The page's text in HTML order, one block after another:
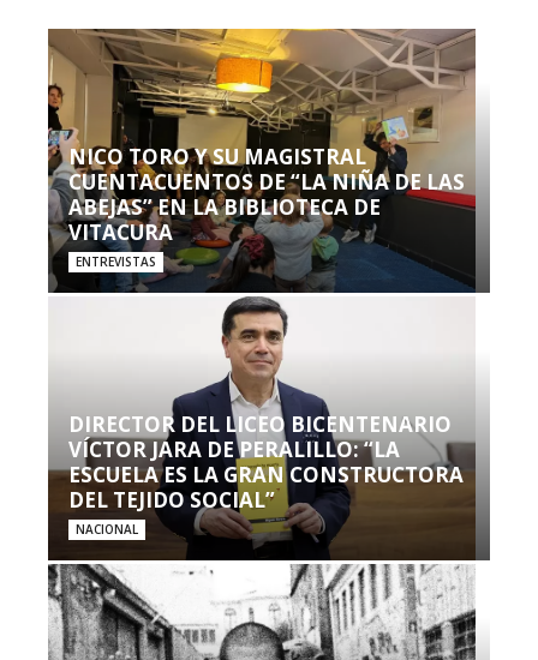
NICO TORO Y SU MAGISTRAL
CUENTACUENTOS DE “LA NIÑA DE LAS
ABEJAS” EN LA BIBLIOTECA DE
VITACURA
ENTREVISTAS
DIRECTOR DEL LICEO BICENTENARIO
VÍCTOR JARA DE PERALILLO: “LA
ESCUELA ES LA GRAN CONSTRUCTORA
DEL TEJIDO SOCIAL”
NACIONAL